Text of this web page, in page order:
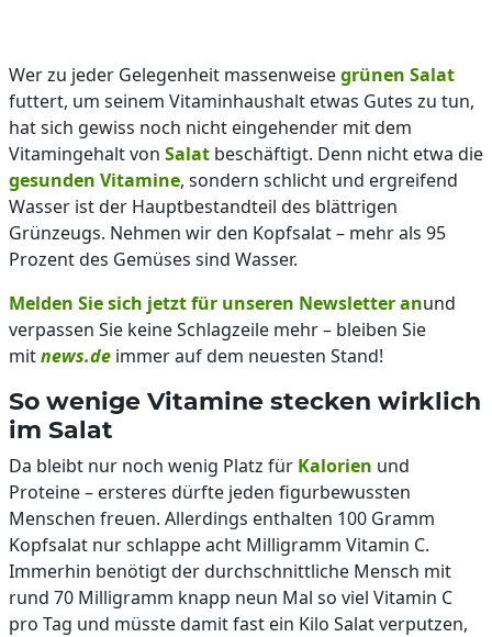
Wer zu jeder Gelegenheit massenweisegrünen Salat
futtert, um seinem Vitaminhaushalt etwas Gutes zu tun,
hat sich gewiss noch nicht eingehender mit dem
Vitamingehalt von Salat beschäftigt. Denn nicht etwa die
gesunden Vitamine, sondern schlicht und ergreifend
Wasser ist der Hauptbestandteil des blättrigen
Grünzeugs. Nehmen wir den Kopfsalat – mehr als 95
Prozent des Gemüses sind Wasser.
Melden Sie sich jetzt für unseren Newsletter anund
verpassen Sie keine Schlagzeile mehr – bleiben Sie
mitnews.de immer auf dem neuesten Stand!
So wenige Vitamine stecken wirklich
im Salat
Da bleibt nur noch wenig Platz für Kalorien und
Proteine – ersteres dürfte jeden figurbewussten
Menschen freuen. Allerdings enthalten 100 Gramm
Kopfsalat nur schlappe acht Milligramm Vitamin C.
Immerhin benötigt der durchschnittliche Mensch mit
rund 70 Milligramm knapp neun Mal so viel Vitamin C
pro Tag und müsste damit fast ein Kilo Salat verputzen,